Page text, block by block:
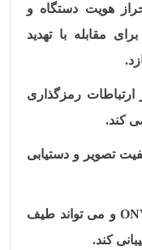
هویت دستگاه و
مقابله با تهدید
رمزگذاری
کند.
تصویر و دستیابی
و می تواند طیف
کند.